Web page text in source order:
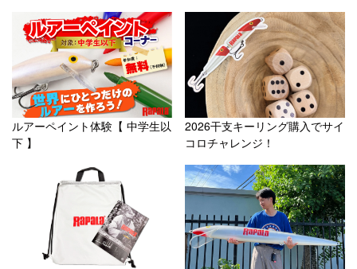
ルアーペイント体験【 中学生以
下 】
2026干支キーリング購入でサイ
コロチャレンジ！